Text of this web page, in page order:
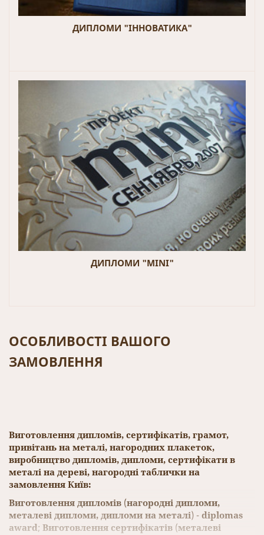
ДИПЛОМИ "ІННОВАТИКА"
ДИПЛОМИ "MINI"
ОСОБЛИВОСТІ ВАШОГО
ЗАМОВЛЕННЯ
Виготовлення дипломів, сертифікатів, грамот,
привітань на металі, нагородних плакеток,
виробництво дипломів, дипломи, сертифікати в
металі на дереві, нагородні таблички на
замовлення Київ:
Виготовлення дипломів (нагородні дипломи,
металеві дипломи, дипломи на металі) - diplomas
award; Виготовлення сертифікатів (металеві